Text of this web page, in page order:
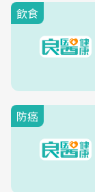
飲食
防癌